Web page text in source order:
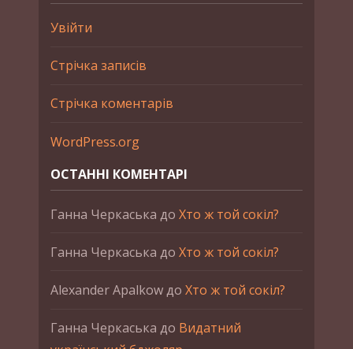
Увійти
Стрічка записів
Стрічка коментарів
WordPress.org
ОСТАННІ КОМЕНТАРІ
Ганна Черкаська до Хто ж той сокіл?
Ганна Черкаська до Хто ж той сокіл?
Alexander Apalkowдо Хто ж той сокіл?
Ганна Черкаська до Видатний